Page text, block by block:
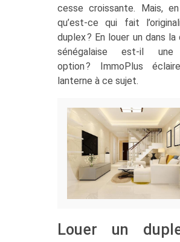
cesse croissante. Mais,
qu’est-ce qui fait
duplex ? En louer un dans la
sénégalaise est-il une
option ? ImmoPlus
lanterne à ce sujet.
Louer un